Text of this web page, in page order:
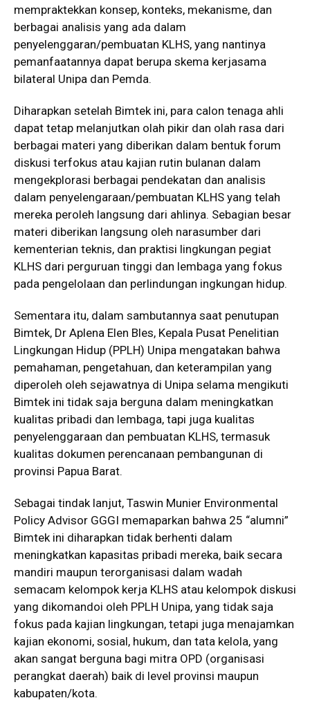
mempraktekkan konsep, konteks, mekanisme, dan
berbagai analisis yang ada dalam
penyelenggaran/pembuatan KLHS, yang nantinya
pemanfaatannya dapat berupa skema kerjasama
bilateral Unipa dan Pemda.
Diharapkan setelah Bimtek ini, para calon tenaga ahli
dapat tetap melanjutkan olah pikir dan olah rasa dari
berbagai materi yang diberikan dalam bentuk forum
diskusi terfokus atau kajian rutin bulanan dalam
mengekplorasi berbagai pendekatan dan analisis
dalam penyelengaraan/pembuatan KLHS yang telah
mereka peroleh langsung dari ahlinya. Sebagian besar
materi diberikan langsung oleh narasumber dari
kementerian teknis, dan praktisi lingkungan pegiat
KLHS dari perguruan tinggi dan lembaga yang fokus
pada pengelolaan dan perlindungan ingkungan hidup.
Sementara itu, dalam sambutannya saat penutupan
Bimtek, Dr Aplena Elen Bles, Kepala Pusat Penelitian
Lingkungan Hidup (PPLH) Unipa mengatakan bahwa
pemahaman, pengetahuan, dan keterampilan yang
diperoleh oleh sejawatnya di Unipa selama mengikuti
Bimtek ini tidak saja berguna dalam meningkatkan
kualitas pribadi dan lembaga, tapi juga kualitas
penyelenggaraan dan pembuatan KLHS, termasuk
kualitas dokumen perencanaan pembangunan di
provinsi Papua Barat.
Sebagai tindak lanjut, Taswin Munier Environmental
Policy Advisor GGGI memaparkan bahwa 25 “alumni”
Bimtek ini diharapkan tidak berhenti dalam
meningkatkan kapasitas pribadi mereka, baik secara
mandiri maupun terorganisasi dalam wadah
semacam kelompok kerja KLHS atau kelompok diskusi
yang dikomandoi oleh PPLH Unipa, yang tidak saja
fokus pada kajian lingkungan, tetapi juga menajamkan
kajian ekonomi, sosial, hukum, dan tata kelola, yang
akan sangat berguna bagi mitra OPD (organisasi
perangkat daerah) baik di level provinsi maupun
kabupaten/kota.